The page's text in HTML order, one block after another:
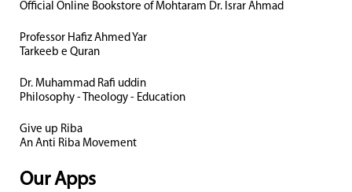
Official Online Bookstore of Mohtaram Dr. Israr Ahmad
Professor Hafiz Ahmed Yar
Tarkeeb e Quran
Dr. Muhammad Rafi uddin
Philosophy - Theology - Education
Give up Riba
An Anti Riba Movement
Our Apps